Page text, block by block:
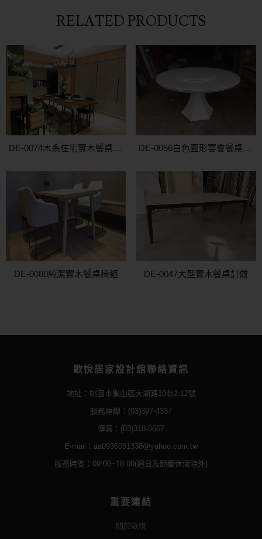
RELATED PRODUCTS
DE-0074木系住宅實木餐桌訂製 DE-0056白色圓形宴會餐桌訂做
DE-0080純潔實木餐桌椅組 DE-0047大型實木餐桌訂做
歐悅居家設計舘聯絡資訊
地址：桃園市龜山區大湖路10巷2-12號
服務專線：(03)397-4337
傳真：(03)318-0667
E-mail：aa0936051338@yahoo.com.tw
服務時間：09:00~18:00(週日及節慶休假除外)
重要連結
關於歐悅